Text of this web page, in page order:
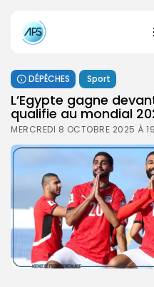
DÉPÊCHES Sport
L’Egypte gagne
qualifie au mondial
MERCREDI 8 OCTOBRE 2025 À